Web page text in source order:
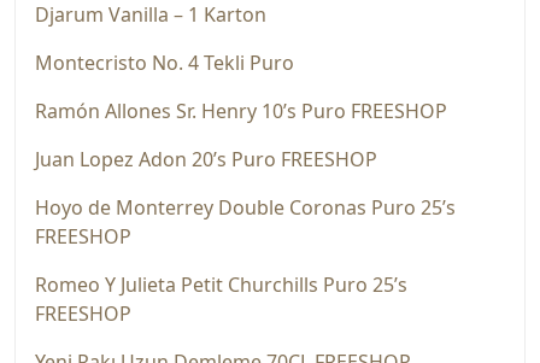
Djarum Vanilla – 1 Karton
Montecristo No. 4 Tekli Puro
Ramón Allones Sr. Henry 10’s Puro FREESHOP
Juan Lopez Adon 20’s Puro FREESHOP
Hoyo de Monterrey Double Coronas Puro 25’s
FREESHOP
Romeo Y Julieta Petit Churchills Puro 25’s
FREESHOP